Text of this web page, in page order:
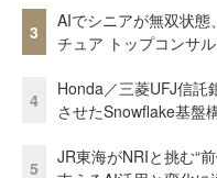
3
AIでシニアが無双状
チュア トップコンサ
4
Honda／三菱UFJ信託
させたSnowflake基盤
5
JR東海がNRIと挑む“